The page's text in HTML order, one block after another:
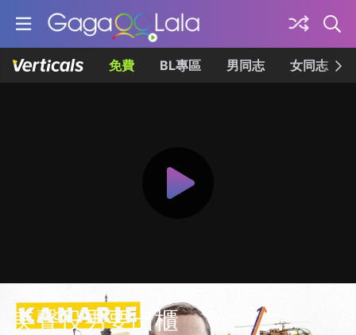
免費 BL專區 男同志 女同志
美聲役男要出櫃